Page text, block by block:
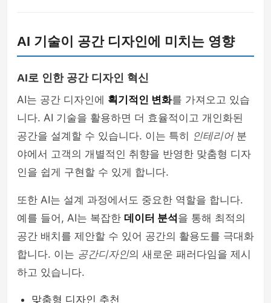
AI 기술이 공간 디자인에 미치는 영향
AI로 인한 공간 디자인 혁신
AI는 공간 디자인에 획기적인 변화를 가져오고 있습
니다. AI 기술을 활용하면 더 효율적이고 개인화된
공간을 설계할 수 있습니다. 이는 특히 인테리어분
야에서 고객의 개별적인 취향을 반영한 맞춤형 디자
인을 쉽게 구현할 수 있게 합니다.
또한 AI는 설계 과정에서도 중요한 역할을 합니다.
예를 들어, AI는 복잡한 데이터 분석을 통해 최적의
공간 배치를 제안할 수 있어 공간의 활용도를 극대화
합니다. 이는 공간디자인의 새로운 패러다임을 제시
하고 있습니다.
맞춤형 디자인 추천